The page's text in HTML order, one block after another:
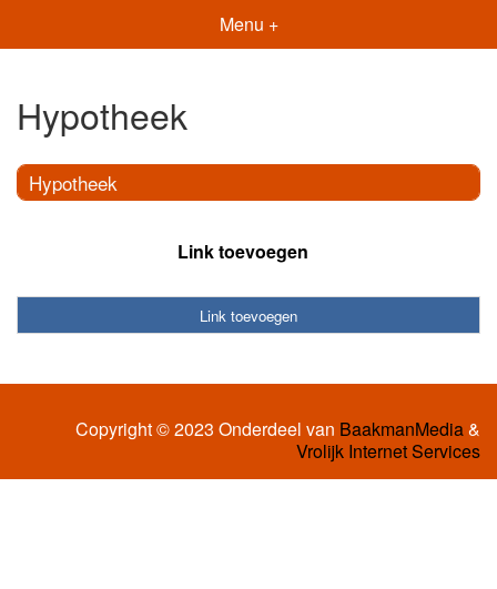
Menu +
Hypotheek
Hypotheek
Link toevoegen
Link toevoegen
Copyright © 2023 Onderdeel van BaakmanMedia&
Vrolijk Internet Services